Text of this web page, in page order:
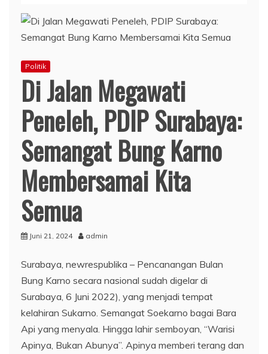
Politik
Di Jalan Megawati
Peneleh, PDIP Surabaya:
Semangat Bung Karno
Membersamai Kita
Semua
Juni 21, 2024 admin
Surabaya, newrespublika – Pencanangan Bulan
Bung Karno secara nasional sudah digelar di
Surabaya, 6 Juni 2022), yang menjadi tempat
kelahiran Sukarno. Semangat Soekarno bagai Bara
Api yang menyala. Hingga lahir semboyan, “Warisi
Apinya, Bukan Abunya”. Apinya memberi terang dan